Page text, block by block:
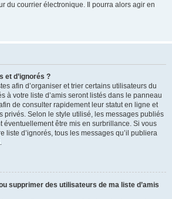
du courrier électronique. Il pourra alors agir en
et d’ignorés ?
afin d’organiser et trier certains utilisateurs du
à votre liste d’amis seront listés dans le panneau
de consulter rapidement leur statut en ligne et
privés. Selon le style utilisé, les messages publiés
éventuellement être mis en surbrillance. Si vous
liste d’ignorés, tous les messages qu’il publiera
supprimer des utilisateurs de ma liste d’amis